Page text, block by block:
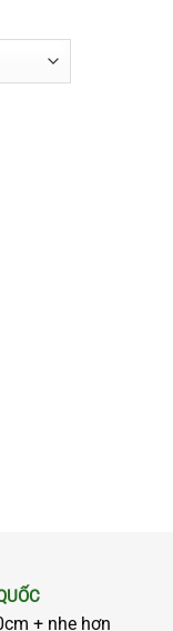
+ nhẹ hơn